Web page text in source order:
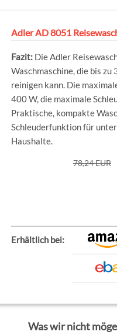
Adler AD 8051
Die Adler
Waschmaschine, die bis zu
reinigen kann. Die
400 W, die maximale
Praktische, kompakte
Schleuderfunktion für
Haushalte.
78,24 EUR
Erhältlich bei:
Was wir nicht